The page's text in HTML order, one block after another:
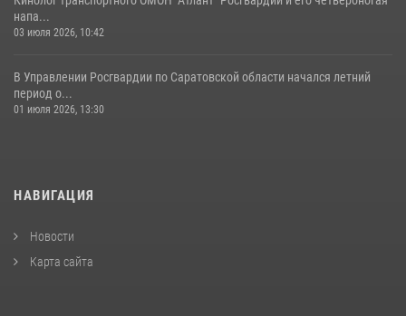
напа...
03 июля 2026, 10:42
В Управлении Росгвардии по Саратовской области начался летний
период о...
01 июля 2026, 13:30
НАВИГАЦИЯ
Новости
Карта сайта